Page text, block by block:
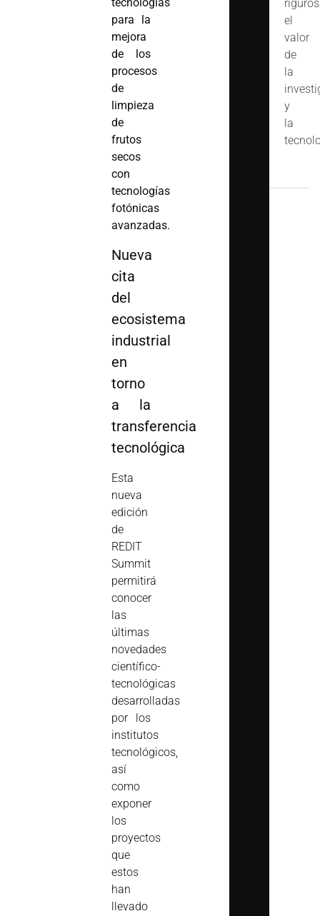
para la
mejora
de los
procesos
de
limpieza
de
frutos
secos
con
tecnologías
fotónicas
avanzadas.
Nueva
cita
del
ecosistema
industrial
en
torno
a la
transferencia
tecnológica
Esta
nueva
edición
de
REDIT
Summit
permitirá
conocer
las
últimas
novedades
científico-
tecnológicas
desarrolladas
por los
institutos
tecnológicos,
así
como
exponer
los
proyectos
que
estos
han
llevado
el
valor
de
la
y
la